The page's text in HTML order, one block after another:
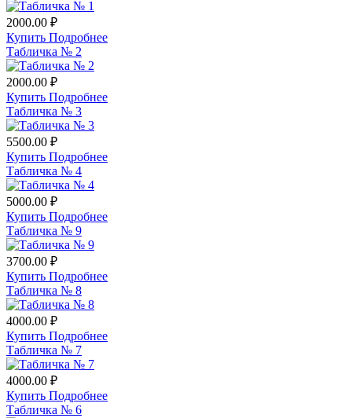
2000.00 ₽
Купить Подробнее
Табличка № 2
2000.00 ₽
Купить Подробнее
Табличка № 3
5500.00 ₽
Купить Подробнее
Табличка № 4
5000.00 ₽
Купить Подробнее
Табличка № 9
3700.00 ₽
Купить Подробнее
Табличка № 8
4000.00 ₽
Купить Подробнее
Табличка № 7
4000.00 ₽
Купить Подробнее
Табличка № 6